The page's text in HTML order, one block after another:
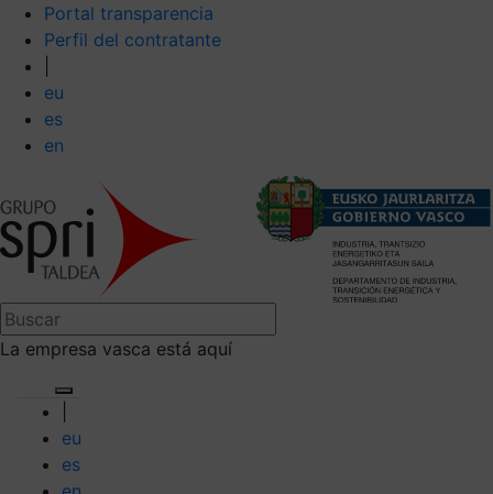
Portal transparencia
Perfil del contratante
eu
es
en
La empresa vasca está aquí
eu
es